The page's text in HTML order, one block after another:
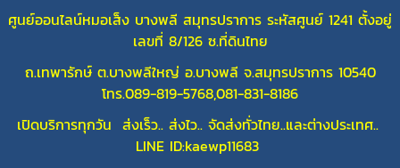
ศูนย์ออนไลน์หมอเส็ง บางพลี สมุทรปราการ ระหัสศูนย์ 1241 ตั้งอยู่
เลขที่ 8/126 ซ.ที่ดินไทย
ถ.เทพารักษ์ ต.บางพลีใหญ่ อ.บางพลี จ.สมุทรปราการ 10540
โทร.089-819-5768,081-831-8186
เปิดบริการทุกวัน ส่งเร็ว.. ส่งไว.. จัดส่งทั่วไทย..และต่างประเทศ..
LINE ID:kaewp11683